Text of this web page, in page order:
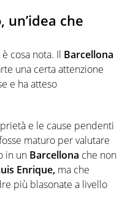
un’idea che
cosa nota. Il Barcellona
una certa attenzione
e ha atteso
e le cause pendenti
maturo per valutare
in un Barcellona che non
Enrique, ma che
più blasonate a livello